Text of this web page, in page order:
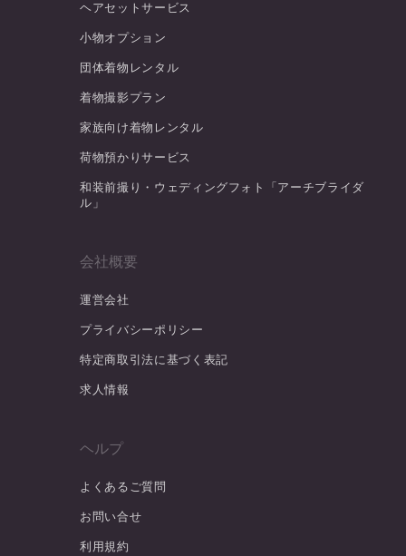
ヘアセットサービス
小物オプション
団体着物レンタル
着物撮影プラン
家族向け着物レンタル
荷物預かりサービス
和装前撮り・ウェディングフォト「アーチブライダ
ル」
会社概要
運営会社
プライバシーポリシー
特定商取引法に基づく表記
求人情報
ヘルプ
よくあるご質問
お問い合せ
利用規約